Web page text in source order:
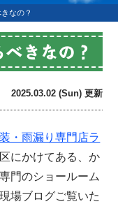
なの？
きなの？
2025.03.02 (Sun) 更新
・雨漏り専門店ラ
にかけてある、か
門のショールーム
場ブログご覧いた